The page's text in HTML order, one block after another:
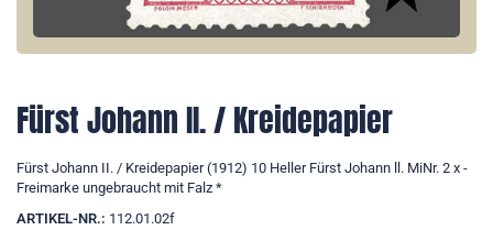
Fürst Johann II. / Kreidepapier
Fürst Johann II. / Kreidepapier (1912) 10 Heller Fürst Johann ll. MiNr. 2 x -
Freimarke ungebraucht mit Falz *
ARTIKEL-NR.: 112.01.02f